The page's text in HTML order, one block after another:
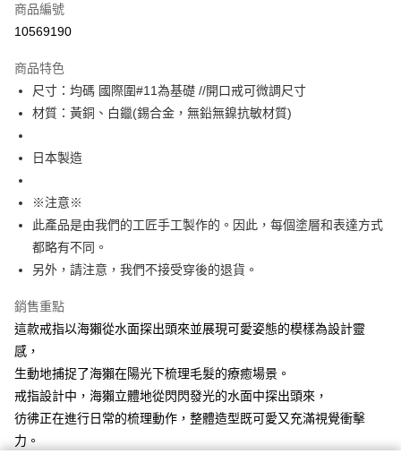
付款後7-11取貨
宅配
每筆NT$60，滿NT$1,000(含以上)免運費
商品編號
10569190
商品特色
尺寸：均碼 國際圍#11為基礎 //開口戒可微調尺寸
材質：黃銅、白鑞(錫合金，無鉛無鎳抗敏材質)
日本製造
※注意※
此產品是由我們的工匠手工製作的。因此，每個塗層和表達方式
都略有不同。
另外，請注意，我們不接受穿後的退貨。
銷售重點
這款戒指以海獺從水面探出頭來並展現可愛姿態的模樣為設計靈
感，
生動地捕捉了海獺在陽光下梳理毛髮的療癒場景。
戒指設計中，海獺立體地從閃閃發光的水面中探出頭來，
彷彿正在進行日常的梳理動作，整體造型既可愛又充滿視覺衝擊
力。